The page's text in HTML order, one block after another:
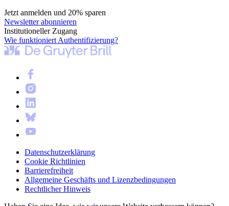
Jetzt anmelden und 20% sparen
Newsletter abonnieren
Institutioneller Zugang
Wie funktioniert Authentifizierung?
Datenschutzerklärung
Cookie Richtlinien
Barrierefreiheit
Allgemeine Geschäfts und Lizenzbedingungen
Rechtlicher Hinweis